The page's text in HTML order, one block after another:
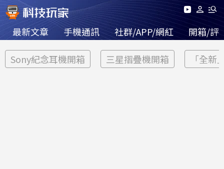
最新文章 手機通訊 社群/APP/網紅 開箱/評
Sony紀念耳機開箱 三星摺疊機開箱 「全新